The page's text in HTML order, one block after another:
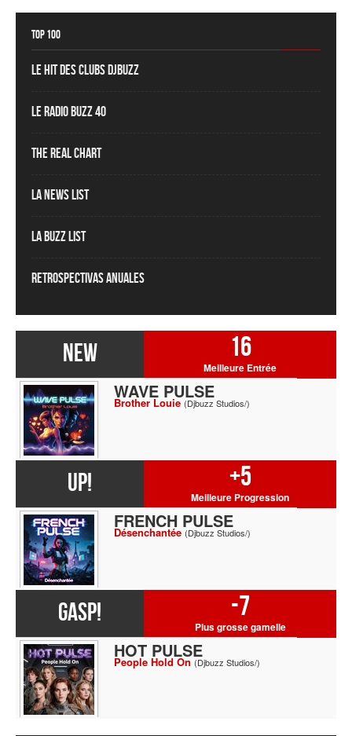
Top 100
Le Hit des Clubs DJBuzz
Le Radio Buzz 40
The Real Chart
La News List
La Buzz List
Retrospectivas Anuales
NEW 16
Meilleure Entrée
WAVE PULSE
Brother Louie(Djbuzz Studios/)
UP! +5
Meilleure Progression
FRENCH PULSE
Désenchantée(Djbuzz Studios/)
GASP! -7
Plus grosse gamelle
HOT PULSE
People Hold On(Djbuzz Studios/)